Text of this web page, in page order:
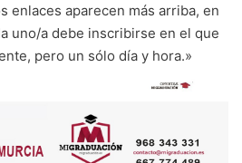
enlaces aparecen más arriba, en
uno/a debe inscribirse en el que
pero un sólo día y hora.»